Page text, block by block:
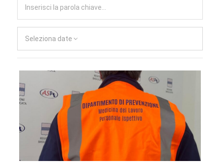
Seleziona date